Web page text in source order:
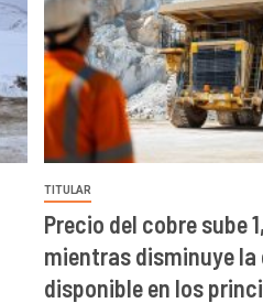
TITULAR
Precio del cobre sube
mientras disminuye
disponible en los